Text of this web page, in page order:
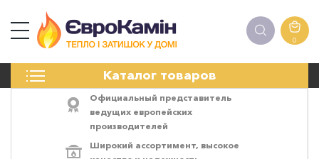
0
Каталог товаров
ПЕЧИ
ЭЛЕКТРОКАМИН
АКСЕССУАРЫ
Официальный представитель
ведущих европейских
производителей
Широкий ассортимент, высокое